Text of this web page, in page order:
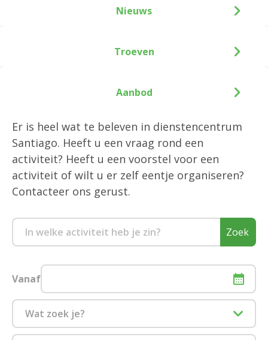
Er is heel wat te beleven in dienstencentrum
Santiago. Heeft u een vraag rond een
activiteit? Heeft u een voorstel voor een
activiteit of wilt u er zelf eentje organiseren?
Contacteer ons gerust.
Zoek
Vanaf
Wat zoek je?
Nieuws
Troeven
Aanbod